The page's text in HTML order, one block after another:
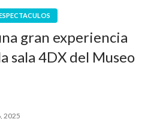
gran experiencia
sala 4DX del Museo
2025